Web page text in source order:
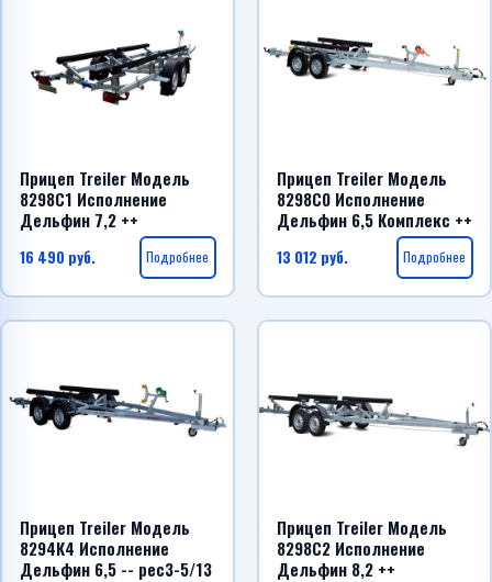
Прицеп Treiler Модель
8298С1 Исполнение
Дельфин 7,2 ++
16 490 руб. Подробнее
Прицеп Treiler Модель
8298С0 Исполнение
Дельфин 6,5 Комплекс ++
13 012 руб. Подробнее
Прицеп Treiler Модель
8294К4 Исполнение
Дельфин 6,5 -- рес3-5/13
Прицеп Treiler Модель
8298С2 Исполнение
Дельфин 8,2 ++